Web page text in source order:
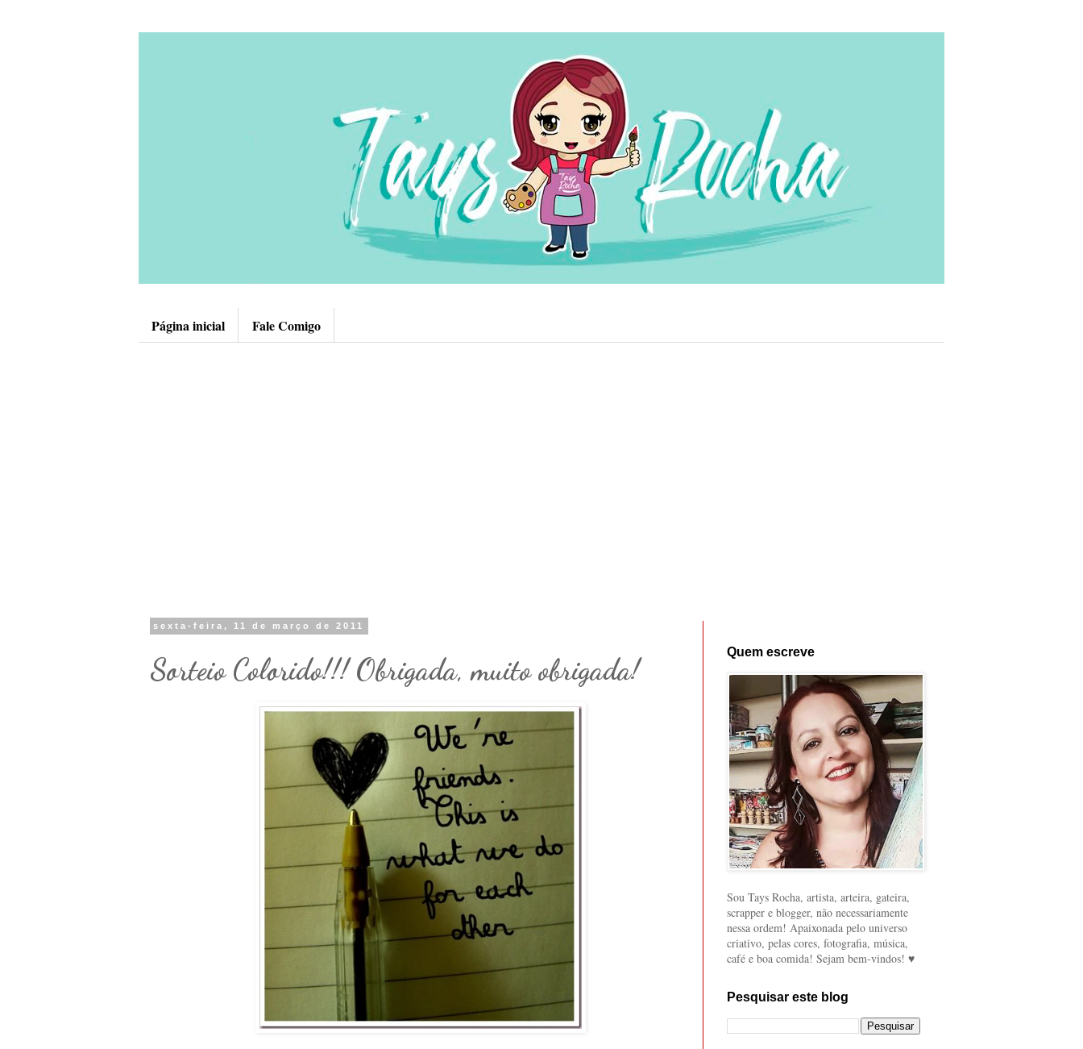
Página inicial Fale Comigo
sexta-feira, 11 de março de 2011
Sorteio Colorido!!! Obrigada, muito obrigada!
Quem escreve
Sou Tays Rocha, artista, arteira, gateira,
scrapper e blogger, não necessariamente
nessa ordem! Apaixonada pelo universo
criativo, pelas cores, fotografia, música,
café e boa comida! Sejam bem-vindos! ♥
Pesquisar este blog